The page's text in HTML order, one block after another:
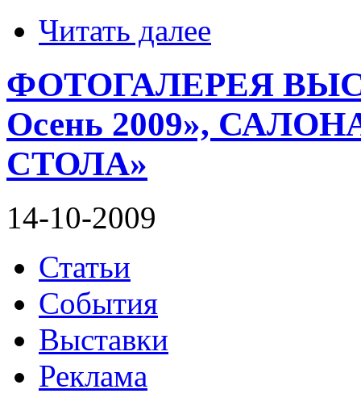
Читать далее
ФОТОГАЛЕРЕЯ
Осень 2009»,
СТОЛА»
14-10-2009
Статьи
События
Выставки
Реклама